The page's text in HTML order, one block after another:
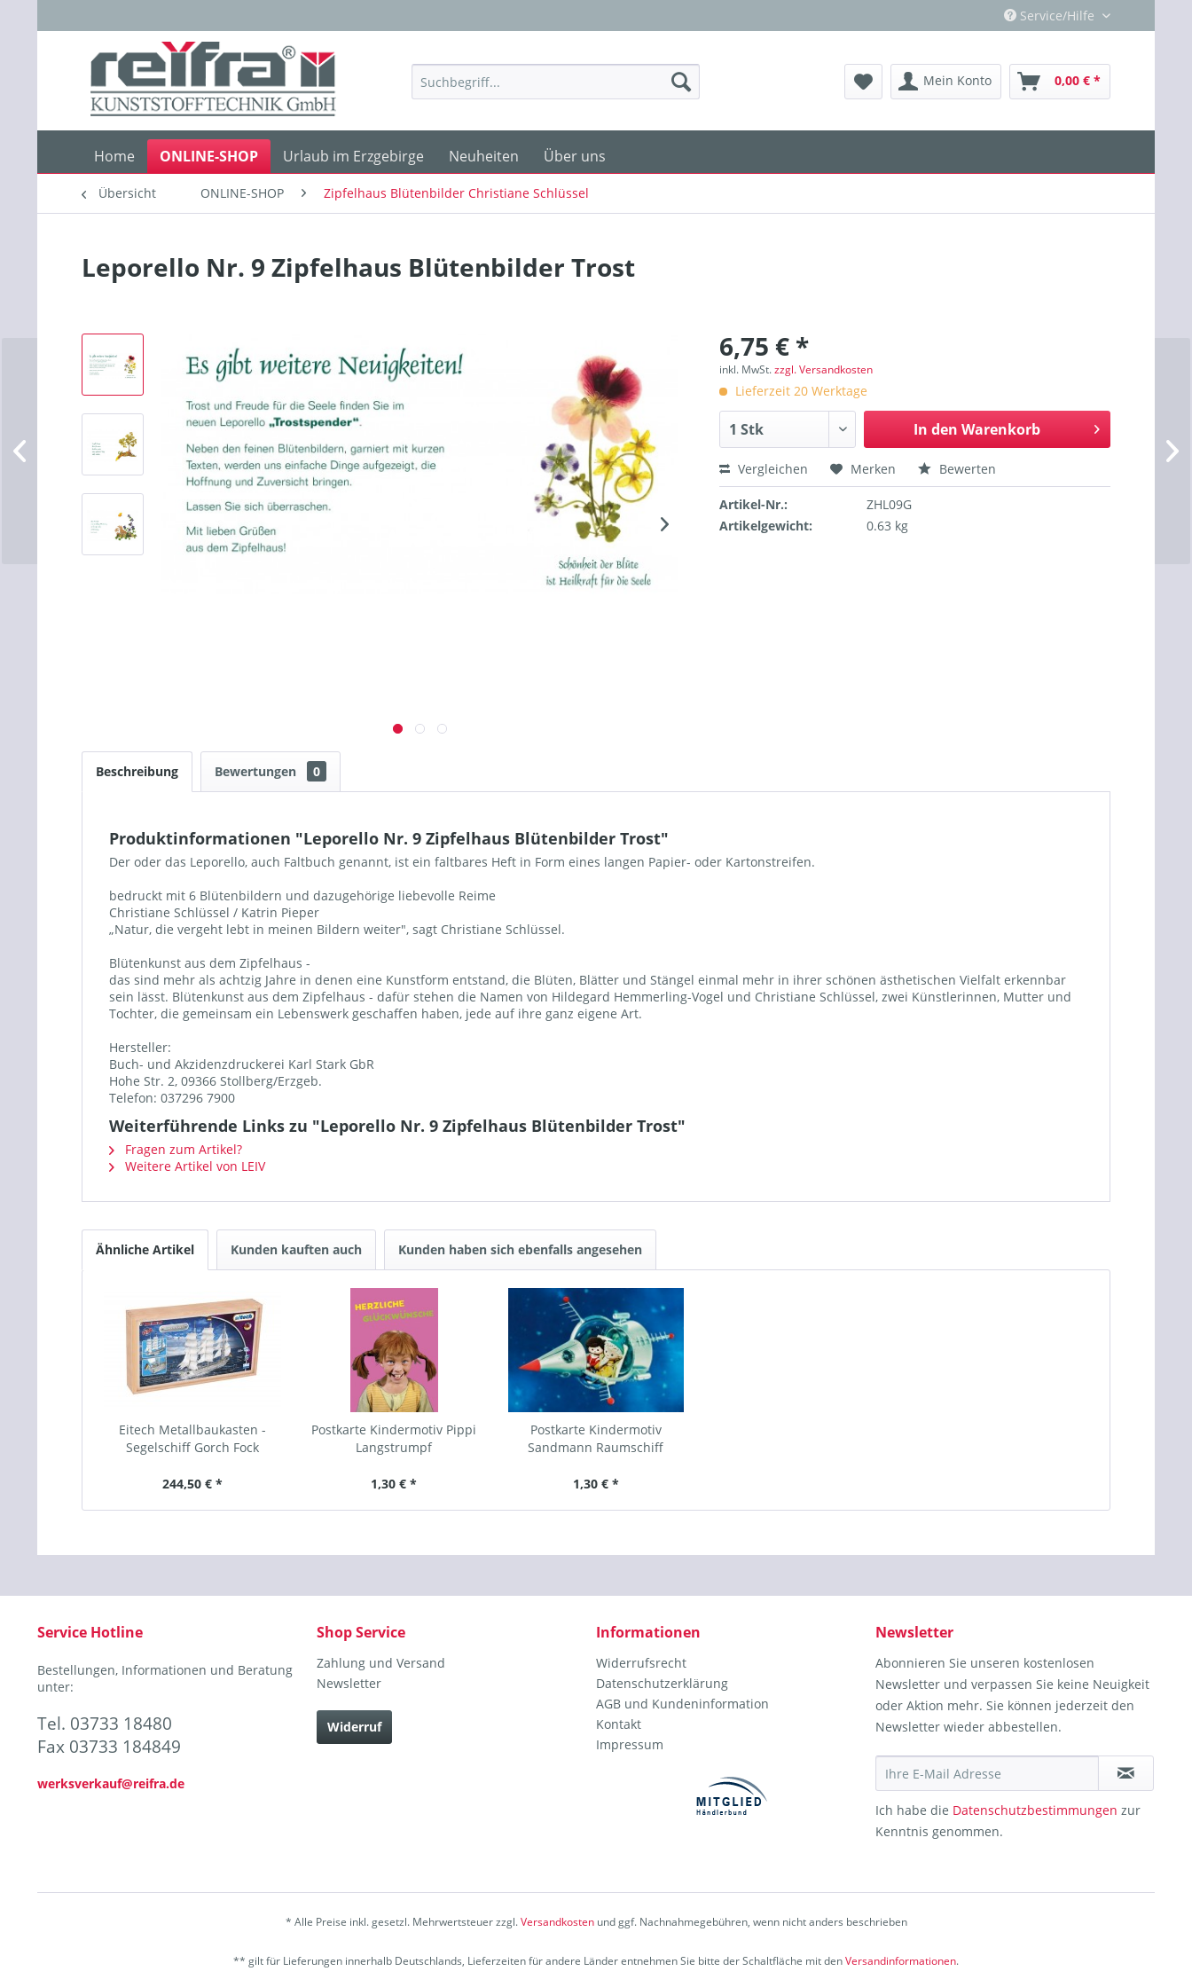
Service/Hilfe
Mein Konto 0,00 € *
Home ONLINE-SHOP Urlaub im Erzgebirge Neuheiten Über uns
Übersicht ONLINE-SHOP Zipfelhaus Blütenbilder Christiane Schlüssel
Leporello Nr. 9 Zipfelhaus Blütenbilder Trost
6,75 € *
inkl. MwSt.zzgl. Versandkosten
Lieferzeit 20 Werktage
In den Warenkorb
Vergleichen Merken Bewerten
Artikel-Nr.:
ZHL09G
Artikelgewicht:
0.63 kg
Beschreibung Bewertungen 0
Produktinformationen "Leporello Nr. 9 Zipfelhaus Blütenbilder Trost"
Der oder das Leporello, auch Faltbuch genannt, ist ein faltbares Heft in Form eines langen Papier- oder Kartonstreifen.
bedruckt mit 6 Blütenbildern und dazugehörige liebevolle Reime
Christiane Schlüssel / Katrin Pieper
„Natur, die vergeht lebt in meinen Bildern weiter", sagt Christiane Schlüssel.
Blütenkunst aus dem Zipfelhaus -
das sind mehr als achtzig Jahre in denen eine Kunstform entstand, die Blüten, Blätter und Stängel einmal mehr in ihrer schönen ästhetischen Vielfalt erkennbar
sein lässt. Blütenkunst aus dem Zipfelhaus - dafür stehen die Namen von Hildegard Hemmerling-Vogel und Christiane Schlüssel, zwei Künstlerinnen, Mutter und
Tochter, die gemeinsam ein Lebenswerk geschaffen haben, jede auf ihre ganz eigene Art.
Hersteller:
Buch- und Akzidenzdruckerei Karl Stark GbR
Hohe Str. 2, 09366 Stollberg/Erzgeb.
Telefon: 037296 7900
Weiterführende Links zu "Leporello Nr. 9 Zipfelhaus Blütenbilder Trost"
Fragen zum Artikel?
Weitere Artikel von LEIV
Ähnliche Artikel Kunden kauften auch Kunden haben sich ebenfalls angesehen
Eitech Metallbaukasten -
Segelschiff Gorch Fock
244,50 € *
Postkarte Kindermotiv Pippi
Langstrumpf
1,30 € *
Postkarte Kindermotiv
Sandmann Raumschiff
1,30 € *
Service Hotline
Bestellungen, Informationen und Beratung
unter:
Tel. 03733 18480
Fax 03733 184849
werksverkauf@reifra.de
Shop Service
Zahlung und Versand
Newsletter
Widerruf
Informationen
Widerrufsrecht
Datenschutzerklärung
AGB und Kundeninformation
Kontakt
Impressum
Newsletter
Abonnieren Sie unseren kostenlosen
Newsletter und verpassen Sie keine Neuigkeit
oder Aktion mehr. Sie können jederzeit den
Newsletter wieder abbestellen.
Ich habe die Datenschutzbestimmungen zur
Kenntnis genommen.
* Alle Preise inkl. gesetzl. Mehrwertsteuer zzgl.Versandkostenund ggf. Nachnahmegebühren, wenn nicht anders beschrieben
** gilt für Lieferungen innerhalb Deutschlands, Lieferzeiten für andere Länder entnehmen Sie bitte der Schaltfläche mit denVersandinformationen.